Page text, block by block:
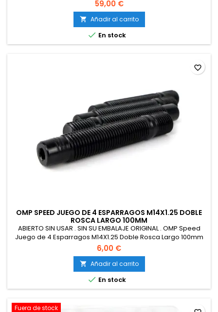
59,00 €
 Añadir al carrito
 En stock
OMP SPEED JUEGO DE 4 ESPARRAGOS M14X1.25 DOBLE
ROSCA LARGO 100MM
ABIERTO SIN USAR . SIN SU EMBALAJE ORIGINAL . OMP Speed
Juego de 4 Esparragos M14X1.25 Doble Rosca Largo 100mm
Llave Allen Color Negro DIN 10.9
6,00 €
 Añadir al carrito
 En stock
favorite_border
Fuera de stock